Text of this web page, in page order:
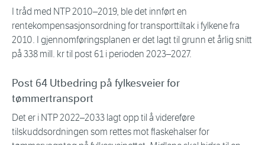
I tråd med NTP 2010–2019, ble det innført en
rentekompensasjonsordning for transporttiltak i fylkene fra
2010. I gjennomføringsplanen er det lagt til grunn et årlig snitt
på 338 mill. kr til post 61 i perioden 2023–2027.
Post 64 Utbedring på fylkesveier for
tømmertransport
Det er i NTP 2022–2033 lagt opp til å videreføre
tilskuddsordningen som rettes mot flaskehalser for